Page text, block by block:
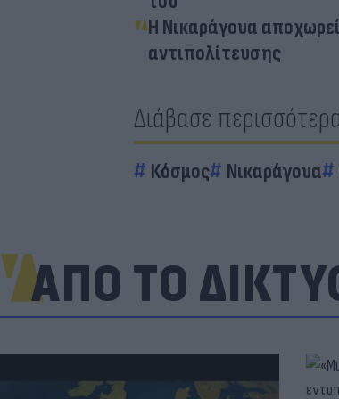
Η Νικαράγουα
αντιπολίτευσης
Διάβασε
Κόσμος Νικαράγουα
ΑΠΟ ΤΟ